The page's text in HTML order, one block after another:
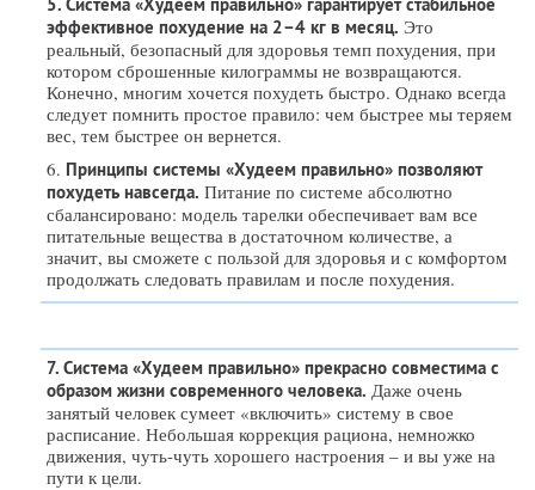
эффективное похудение на 2–4 кг в месяц. Это
реальный, безопасный для здоровья темп похудения, при
котором сброшенные килограммы не возвращаются.
Конечно, многим хочется похудеть быстро. Однако всегда
следует помнить простое правило: чем быстрее мы теряем
вес, тем быстрее он вернется.
6. Принципы системы «Худеем правильно» позволяют
похудеть навсегда. Питание по системе абсолютно
сбалансировано: модель тарелки обеспечивает вам все
питательные вещества в достаточном количестве, а
значит, вы сможете с пользой для здоровья и с комфортом
продолжать следовать правилам и после похудения.
7. Система «Худеем правильно» прекрасно совместима с
образом жизни современного человека. Даже очень
занятый человек сумеет «включить» систему в свое
расписание. Небольшая коррекция рациона, немножко
движения, чуть-чуть хорошего настроения – и вы уже на
пути к цели.